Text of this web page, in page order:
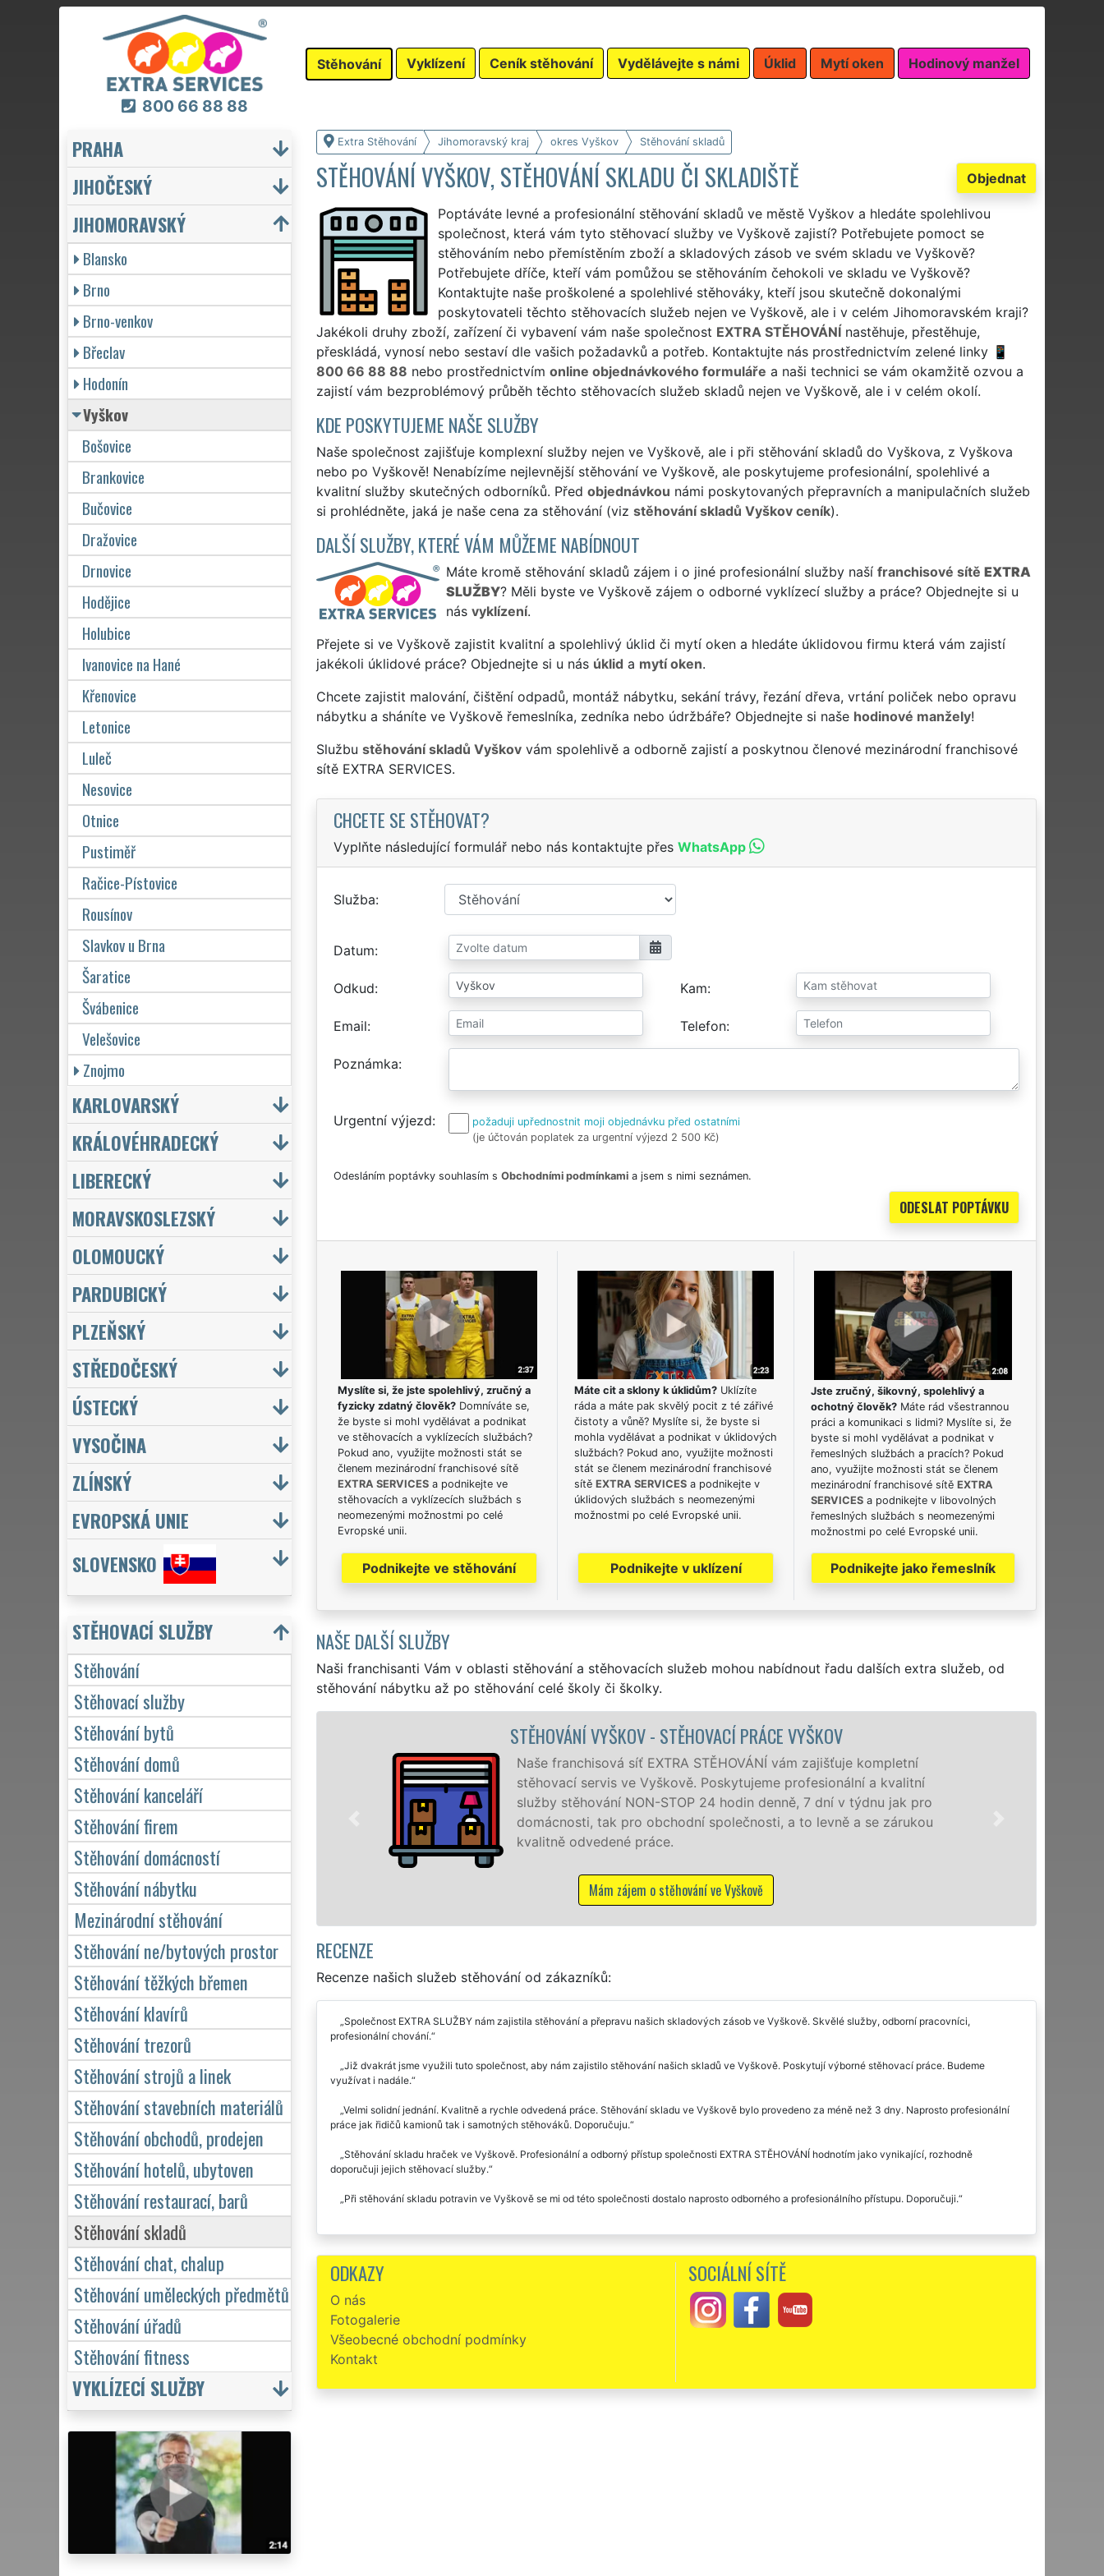
800 66 88 88
Stěhování Vyklízení Ceník stěhování Vydělávejte s námi Úklid Mytí oken Hodinový manžel
Extra Stěhování Jihomoravský kraj okres Vyškov Stěhování skladů
Objednat
STĚHOVÁNÍ VYŠKOV, STĚHOVÁNÍ SKLADU ČI SKLADIŠTĚ
Poptáváte levné a profesionální stěhování skladů ve městě Vyškov a hledáte spolehlivou
společnost, která vám tyto stěhovací služby ve Vyškově zajistí? Potřebujete pomoct se
stěhováním nebo přemístěním zboží a skladových zásob ve svém skladu ve Vyškově?
Potřebujete dříče, kteří vám pomůžou se stěhováním čehokoli ve skladu ve Vyškově?
Kontaktujte naše proškolené a spolehlivé stěhováky, kteří jsou skutečně dokonalými
poskytovateli těchto stěhovacích služeb nejen ve Vyškově, ale i v celém Jihomoravském kraji?
Jakékoli druhy zboží, zařízení či vybavení vám naše společnost EXTRA STĚHOVÁNÍnastěhuje, přestěhuje,
přeskládá, vynosí nebo sestaví dle vašich požadavků a potřeb. Kontaktujte nás prostřednictvím zelené linky
800 66 88 88 nebo prostřednictvím online objednávkového formuláře a naši technici se vám okamžitě ozvou a
zajistí vám bezproblémový průběh těchto stěhovacích služeb skladů nejen ve Vyškově, ale i v celém okolí.
KDE POSKYTUJEME NAŠE SLUŽBY
Naše společnost zajišťuje komplexní služby nejen ve Vyškově, ale i při stěhování skladů do Vyškova, z Vyškova
nebo po Vyškově! Nenabízíme nejlevnější stěhování ve Vyškově, ale poskytujeme profesionální, spolehlivé a
kvalitní služby skutečných odborníků. Před objednávkou námi poskytovaných přepravních a manipulačních služeb
si prohlédněte, jaká je naše cena za stěhování (viz stěhování skladů Vyškov ceník).
DALŠÍ SLUŽBY, KTERÉ VÁM MŮŽEME NABÍDNOUT
Máte kromě stěhování skladů zájem i o jiné profesionální služby naší franchisové sítě EXTRA
SLUŽBY? Měli byste ve Vyškově zájem o odborné vyklízecí služby a práce? Objednejte si u
nás vyklízení.
Přejete si ve Vyškově zajistit kvalitní a spolehlivý úklid či mytí oken a hledáte úklidovou firmu která vám zajistí
jakékoli úklidové práce? Objednejte si u nás úklid a mytí oken.
Chcete zajistit malování, čištění odpadů, montáž nábytku, sekání trávy, řezání dřeva, vrtání poliček nebo opravu
nábytku a sháníte ve Vyškově řemeslníka, zedníka nebo údržbáře? Objednejte si naše hodinové manžely!
Službu stěhování skladů Vyškovvám spolehlivě a odborně zajistí a poskytnou členové mezinárodní franchisové
sítě EXTRA SERVICES.
CHCETE SE STĚHOVAT?
Vyplňte následující formulář nebo nás kontaktujte přes WhatsApp
Služba
Datum
Odkud Kam
Email Telefon
Poznámka
Urgentní výjezd
požaduji upřednostnit moji objednávku před ostatními
(je účtován poplatek za urgentní výjezd 2 500 Kč)
Odesláním poptávky souhlasím s Obchodními podmínkamia jsem s nimi seznámen.
Myslíte si, že jste spolehlivý, zručný a
fyzicky zdatný člověk?Domníváte se,
že byste si mohl vydělávat a podnikat
ve stěhovacích a vyklízecích službách?
Pokud ano, využijte možnosti stát se
členem mezinárodní franchisové sítě
EXTRA SERVICESa podnikejte ve
stěhovacích a vyklízecích službách s
neomezenými možnostmi po celé
Evropské unii.
Podnikejte ve stěhování
Máte cit a sklony k úklidům?Uklízíte
ráda a máte pak skvělý pocit z té zářivé
čistoty a vůně? Myslíte si, že byste si
mohla vydělávat a podnikat v úklidových
službách? Pokud ano, využijte možnosti
stát se členem mezinárodní franchisové
sítě EXTRA SERVICESa podnikejte v
úklidových službách s neomezenými
možnostmi po celé Evropské unii.
Podnikejte v uklízení
Jste zručný, šikovný, spolehlivý a
ochotný člověk? Máte rád všestrannou
práci a komunikaci s lidmi? Myslíte si, že
byste si mohl vydělávat a podnikat v
řemeslných službách a pracích? Pokud
ano, využijte možnosti stát se členem
mezinárodní franchisové sítě EXTRA
SERVICES a podnikejte v libovolných
řemeslných službách s neomezenými
možnostmi po celé Evropské unii.
Podnikejte jako řemeslník
NAŠE DALŠÍ SLUŽBY
Naši franchisanti Vám v oblasti stěhování a stěhovacích služeb mohou nabídnout řadu dalších extra služeb, od
stěhování nábytku až po stěhování celé školy či školky.
STĚHOVÁNÍ VYŠKOV - STĚHOVACÍ PRÁCE VYŠKOV
Naše franchisová síť EXTRA STĚHOVÁNÍ vám zajišťuje kompletní
stěhovací servis ve Vyškově. Poskytujeme profesionální a kvalitní
služby stěhování NON-STOP 24 hodin denně, 7 dní v týdnu jak pro
domácnosti, tak pro obchodní společnosti, a to levně a se zárukou
kvalitně odvedené práce.
RECENZE
Recenze našich služeb stěhování od zákazníků:
Společnost EXTRA SLUŽBY nám zajistila stěhování a přepravu našich skladových zásob ve Vyškově. Skvělé služby, odborní pracovníci,
profesionální chování.
Již dvakrát jsme využili tuto společnost, aby nám zajistilo stěhování našich skladů ve Vyškově. Poskytují výborné stěhovací práce. Budeme
využívat i nadále.
Velmi solidní jednání. Kvalitně a rychle odvedená práce. Stěhování skladu ve Vyškově bylo provedeno za méně než 3 dny. Naprosto profesionální
práce jak řidičů kamionů tak i samotných stěhováků. Doporučuju.
Stěhování skladu hraček ve Vyškově. Profesionální a odborný přístup společnosti EXTRA STĚHOVÁNÍ hodnotím jako vynikající, rozhodně
doporučuji jejich stěhovací služby.
Při stěhování skladu potravin ve Vyškově se mi od této společnosti dostalo naprosto odborného a profesionálního přístupu. Doporučuji.
ODKAZY
O nás
Fotogalerie
Všeobecné obchodní podmínky
Kontakt
SOCIÁLNÍ SÍTĚ
PRAHA
JIHOČESKÝ
JIHOMORAVSKÝ
Blansko
Brno
Brno-venkov
Břeclav
Hodonín
Vyškov
Bošovice
Brankovice
Bučovice
Dražovice
Drnovice
Hodějice
Holubice
Ivanovice na Hané
Křenovice
Letonice
Luleč
Nesovice
Otnice
Pustiměř
Račice-Pístovice
Rousínov
Slavkov u Brna
Šaratice
Švábenice
Velešovice
Znojmo
KARLOVARSKÝ
KRÁLOVÉHRADECKÝ
LIBERECKÝ
MORAVSKOSLEZSKÝ
OLOMOUCKÝ
PARDUBICKÝ
PLZEŇSKÝ
STŘEDOČESKÝ
ÚSTECKÝ
VYSOČINA
ZLÍNSKÝ
EVROPSKÁ UNIE
SLOVENSKO
STĚHOVACÍ SLUŽBY
Stěhování
Stěhovací služby
Stěhování bytů
Stěhování domů
Stěhování kanceláří
Stěhování firem
Stěhování domácností
Stěhování nábytku
Mezinárodní stěhování
Stěhování ne/bytových prostor
Stěhování těžkých břemen
Stěhování klavírů
Stěhování trezorů
Stěhování strojů a linek
Stěhování stavebních materiálů
Stěhování obchodů, prodejen
Stěhování hotelů, ubytoven
Stěhování restaurací, barů
Stěhování skladů
Stěhování chat, chalup
Stěhování uměleckých předmětů
Stěhování úřadů
Stěhování fitness
VYKLÍZECÍ SLUŽBY